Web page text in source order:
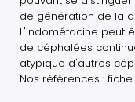
de génération de la
L'indométacine peut
de céphalées
atypique d'autres
Nos références :